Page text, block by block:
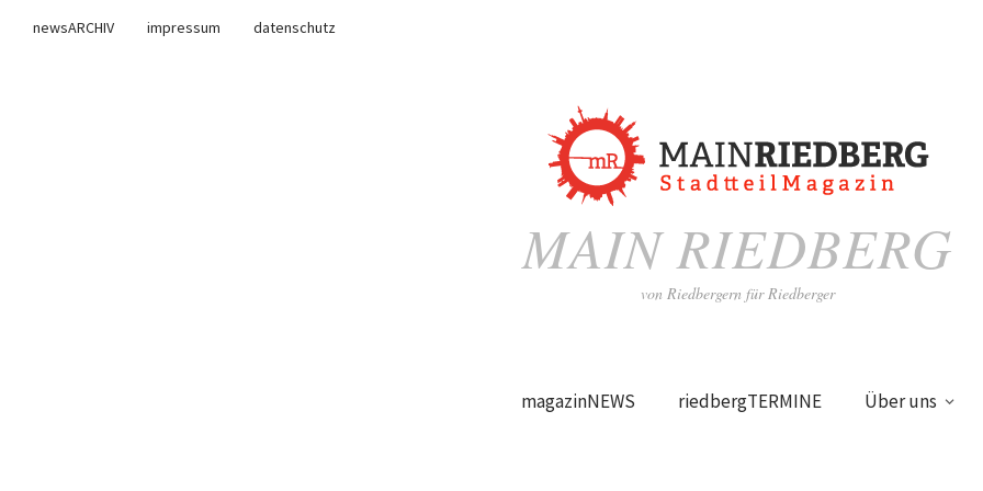
newsARCHIV impressum
datenschutz
MAIN RIEDBERG
von Riedbergern für Riedberger
magazinNEWS riedbergTERMINE Über uns